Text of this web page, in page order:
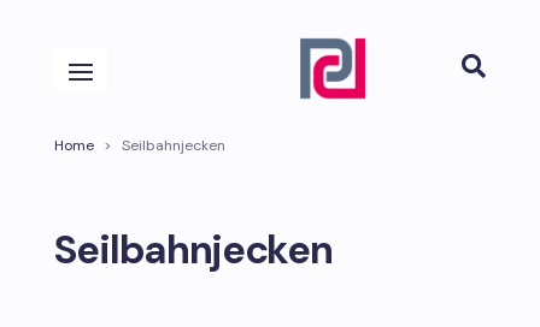

Home > Seilbahnjecken
Seilbahnjecken